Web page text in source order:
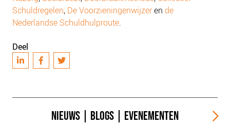
Schuldregelen, De Voorzieningenwijzeren de
Nederlandse Schuldhulproute.
Deel
NIEUWS BLOGS EVENEMENTEN